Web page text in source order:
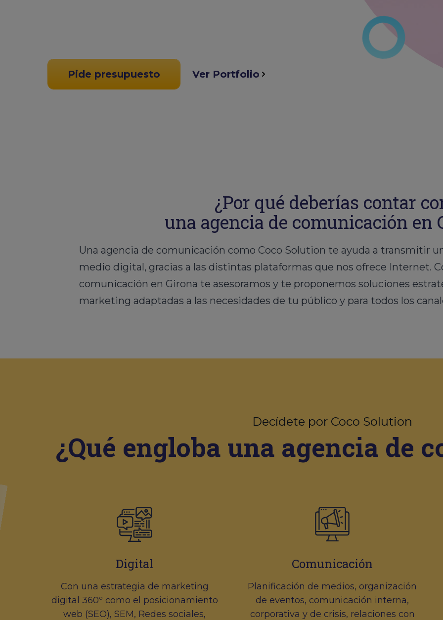
Pide presupuesto Ver Portfolio
¿Por qué deberías contar
una agencia de comunicación en
Una agencia de comunicación como Coco Solution te ayuda a transmitir
medio digital, gracias a las distintas plataformas que nos ofrece Internet.
comunicación en Girona te asesoramos y te proponemos soluciones
marketing adaptadas a las necesidades de tu público y para todos los
Decídete por Coco Solution
¿Qué engloba una agencia de
Digital
Con una estrategia de marketing
digital 360º como el posicionamiento
web (SEO), SEM, Redes sociales,
Comunicación
Planificación de medios, organización
de eventos, comunicación interna,
corporativa y de crisis, relaciones con